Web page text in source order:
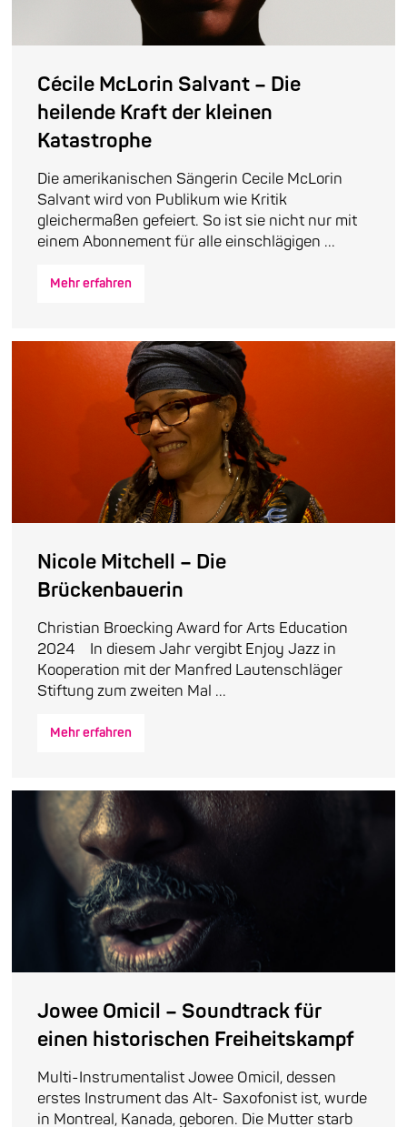
Cécile McLorin Salvant – Die
heilende Kraft der kleinen
Katastrophe
Die amerikanischen Sängerin Cecile McLorin
Salvant wird von Publikum wie Kritik
gleichermaßen gefeiert. So ist sie nicht nur mit
einem Abonnement für alle einschlägigen ...
Mehr erfahren
Nicole Mitchell – Die
Brückenbauerin
Christian Broecking Award for Arts Education
2024 In diesem Jahr vergibt Enjoy Jazz in
Kooperation mit der Manfred Lautenschläger
Stiftung zum zweiten Mal ...
Mehr erfahren
Jowee Omicil – Soundtrack für
einen historischen Freiheitskampf
Multi-Instrumentalist Jowee Omicil, dessen
erstes Instrument das Alt- Saxofonist ist, wurde
in Montreal, Kanada, geboren. Die Mutter starb